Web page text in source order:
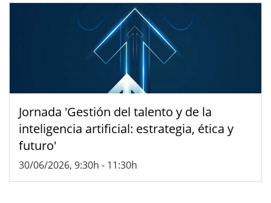
Jornada 'Gestión del talento y de la
inteligencia artificial: estrategia, ética y
futuro'
30/06/2026, 9:30h - 11:30h